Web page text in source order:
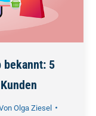
bekannt: 5
Olga Ziesel